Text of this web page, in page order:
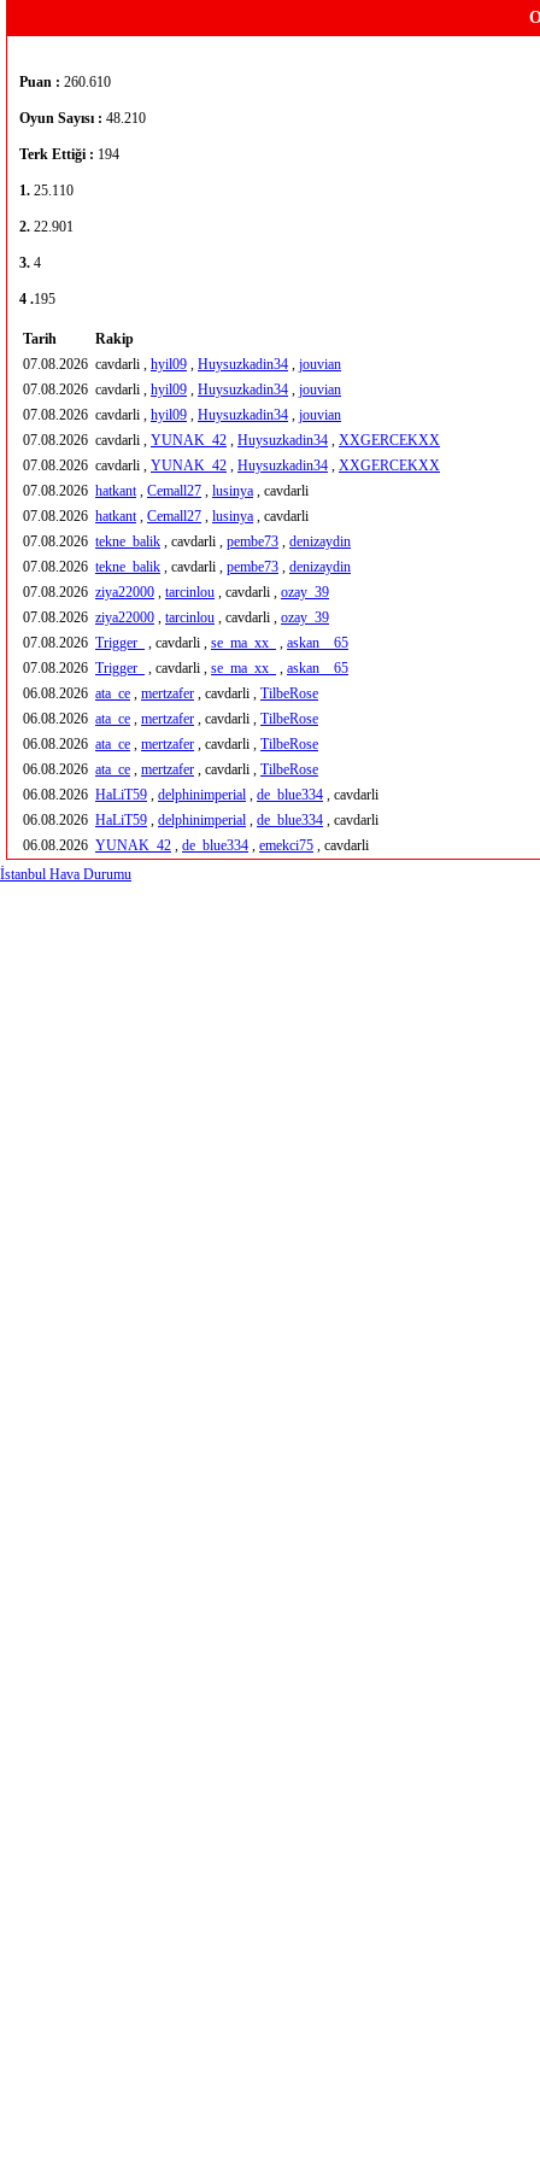
Puan : 260.610
Oyun Sayısı : 48.210
Terk Ettiği : 194
1. 25.110
2. 22.901
3. 4
4 .195
Tarih
Rakip
07.08.2026 cavdarli , hyil09 , Huysuzkadin34 , jouvian
07.08.2026 cavdarli , hyil09 , Huysuzkadin34 , jouvian
07.08.2026 cavdarli , hyil09 , Huysuzkadin34 , jouvian
07.08.2026 cavdarli , YUNAK_42 , Huysuzkadin34 , XXGERCEKXX
07.08.2026 cavdarli , YUNAK_42 , Huysuzkadin34 , XXGERCEKXX
07.08.2026 hatkant, Cemall27 , lusinya , cavdarli
07.08.2026 hatkant, Cemall27 , lusinya , cavdarli
07.08.2026 tekne_balik , cavdarli , pembe73 , denizaydin
07.08.2026 tekne_balik , cavdarli , pembe73 , denizaydin
07.08.2026 ziya22000 , tarcinlou , cavdarli , ozay_39
07.08.2026 ziya22000 , tarcinlou , cavdarli , ozay_39
07.08.2026 Trigger_ , cavdarli , se_ma_xx_ , askan__65
07.08.2026 Trigger_ , cavdarli , se_ma_xx_ , askan__65
06.08.2026 ata_ce , mertzafer , cavdarli , TilbeRose
06.08.2026 ata_ce , mertzafer , cavdarli , TilbeRose
06.08.2026 ata_ce , mertzafer , cavdarli , TilbeRose
06.08.2026 ata_ce , mertzafer , cavdarli , TilbeRose
06.08.2026 HaLiT59 , delphinimperial , de_blue334 , cavdarli
06.08.2026 HaLiT59 , delphinimperial , de_blue334 , cavdarli
06.08.2026 YUNAK_42 , de_blue334 , emekci75 , cavdarli
İstanbul Hava Durumu